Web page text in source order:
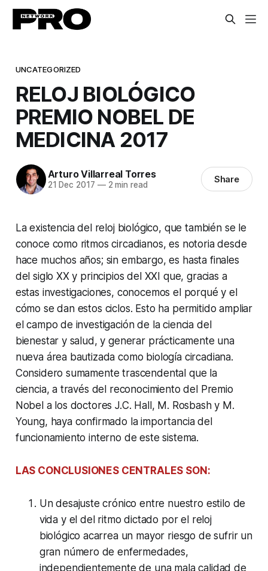
UNCATEGORIZED
RELOJ BIOLÓGICO
PREMIO NOBEL DE
MEDICINA 2017
Arturo Villarreal Torres
21 Dec 2017 —2 min read Share
La existencia del reloj biológico, que también se le
conoce como ritmos circadianos, es notoria desde
hace muchos años; sin embargo, es hasta finales
del siglo XX y principios del XXI que, gracias a
estas investigaciones, conocemos el porqué y el
cómo se dan estos ciclos. Esto ha permitido ampliar
el campo de investigación de la ciencia del
bienestar y salud, y generar prácticamente una
nueva área bautizada como biología circadiana.
Considero sumamente trascendental que la
ciencia, a través del reconocimiento del Premio
Nobel a los doctores J.C. Hall, M. Rosbash y M.
Young, haya confirmado la importancia del
funcionamiento interno de este sistema.
LAS CONCLUSIONES CENTRALES SON:
Un desajuste crónico entre nuestro estilo de
vida y el del ritmo dictado por el reloj
biológico acarrea un mayor riesgo de sufrir un
gran número de enfermedades,
independientemente de una mala calidad de